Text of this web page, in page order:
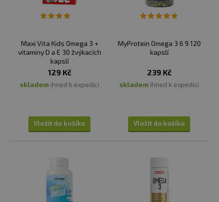
Maxi Vita Kids Omega 3 +
vitaminy D a E 30 žvýkacích
kapslí
129 Kč
skladem ihned k expedici
Vložit do košíku
MyProtein Omega 3 6 9 120
kapslí
239 Kč
skladem ihned k expedici
Vložit do košíku